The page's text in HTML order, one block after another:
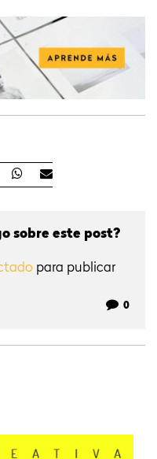
sobre este post?
para publicar
0